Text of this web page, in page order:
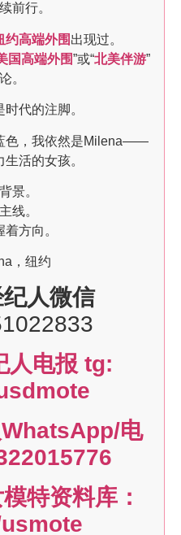
前行。
约高端外围 出现过。
国高端外围”或“北美伴游”
。
代的注脚。
色，我依然是Milena——
活的女孩。
景。
线。
方向。
，纽约
人微信
人电报 tg:
电
特资料库：